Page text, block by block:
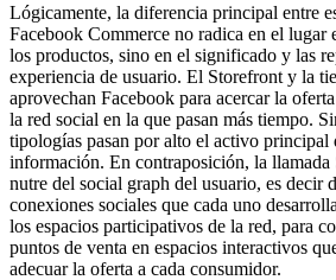
Lógicamente, la diferencia principal entre
Facebook Commerce no radica en el lugar
los productos, sino en el significado y las
experiencia de usuario. El Storefront y la
aprovechan Facebook para acercar la
la red social en la que pasan más tiempo.
tipologías pasan por alto el activo principal
información. En contraposición, la llamada
nutre del social graph del usuario, es decir
conexiones sociales que cada uno
los espacios participativos de la red, para
puntos de venta en espacios interactivos
adecuar la oferta a cada consumidor.